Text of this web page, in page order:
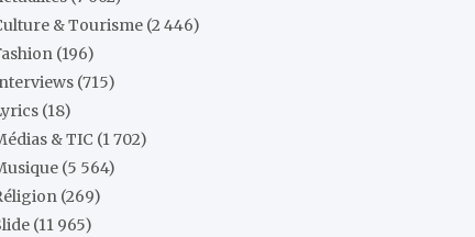
& Tourisme (2 446)
(196)
(715)
(18)
& TIC (1 702)
(5 564)
(269)
(11 965)